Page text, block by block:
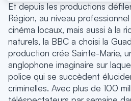
Et depuis les productions
Région, au niveau
cinéma locaux, mais aussi à la
naturels, la BBC a choisi la
production crée Sainte-Marie,
anglophone imaginaire sur
police qui se succèdent
criminelles. Avec plus de 100